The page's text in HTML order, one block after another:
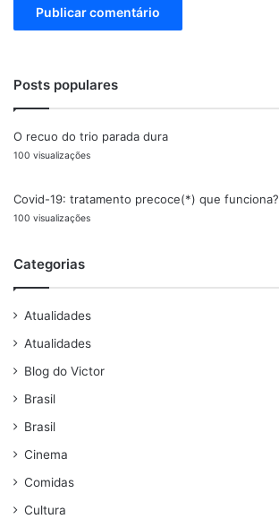
Posts populares
O recuo do trio parada dura
100 visualizações
Covid-19: tratamento precoce(*) que funciona?
100 visualizações
Categorias
Atualidades
Atualidades
Blog do Victor
Brasil
Brasil
Cinema
Comidas
Cultura